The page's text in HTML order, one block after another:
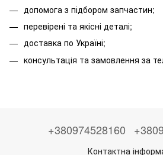
допомога з підбором запчастин;
перевірені та якісні деталі;
доставка по Україні;
консультація та замовлення за
+380974528160
Контактна